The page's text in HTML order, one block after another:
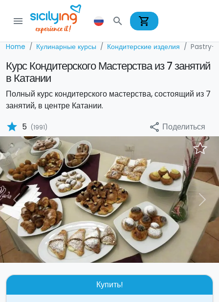
menu search shopping_cart
Home Кулинарные курсы Кондитерские изделия Pastry-
Курс Кондитерского Мастерства из 7 занятий
в Катании
Полный курс кондитерского мастерства, состоящий из 7
занятий, в центре Катании.
star 5 (1991) share Поделиться
Previous Next
Купить!